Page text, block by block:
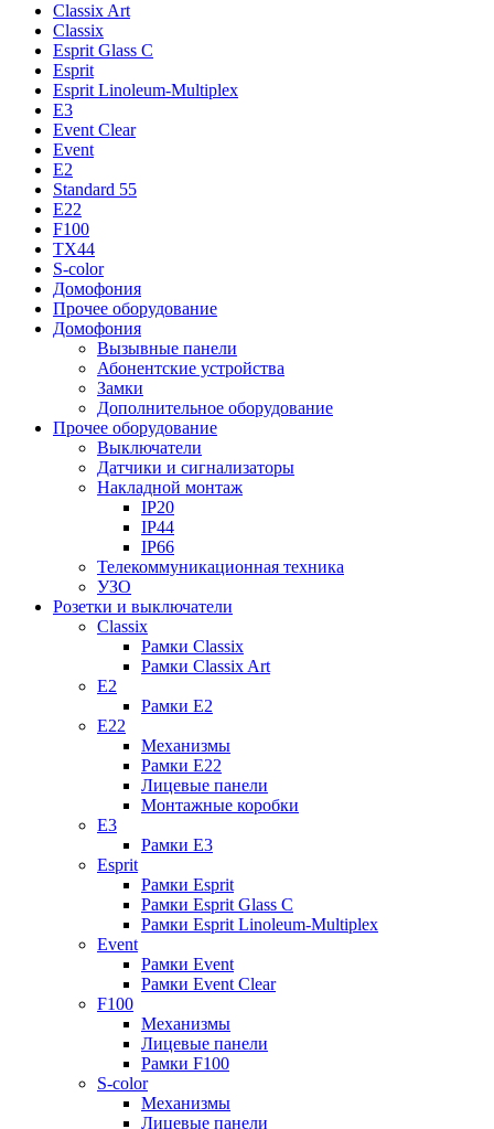
Classix Art
Classix
Esprit Glass C
Esprit
Esprit Linoleum-Multiplex
E3
Event Clear
Event
E2
Standard 55
E22
F100
TX44
S-color
Домофония
Прочее оборудование
Домофония
Вызывные панели
Абонентские устройства
Замки
Дополнительное оборудование
Прочее оборудование
Выключатели
Датчики и сигнализаторы
Накладной монтаж
IP20
IP44
IP66
Телекоммуникационная техника
УЗО
Розетки и выключатели
Classix
Рамки Classix
Рамки Classix Art
E2
Рамки E2
E22
Механизмы
Рамки E22
Лицевые панели
Монтажные коробки
E3
Рамки E3
Esprit
Рамки Esprit
Рамки Esprit Glass C
Рамки Esprit Linoleum-Multiplex
Event
Рамки Event
Рамки Event Clear
F100
Механизмы
Лицевые панели
Рамки F100
S-color
Механизмы
Лицевые панели